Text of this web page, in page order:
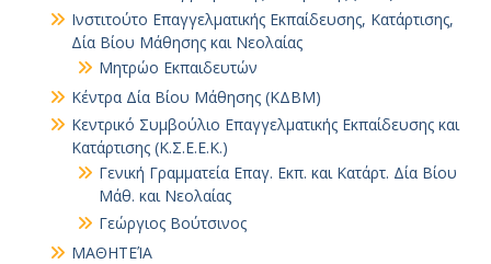
Ινστιτούτο Επαγγελματικής Εκπαίδευσης, Κατάρτισης,
Δία Βίου Μάθησης και Νεολαίας
Μητρώο Εκπαιδευτών
Κέντρα Δία Βίου Μάθησης (ΚΔΒΜ)
Κεντρικό Συμβούλιο Επαγγελματικής Εκπαίδευσης και
Κατάρτισης (Κ.Σ.Ε.Ε.Κ.)
Γενική Γραμματεία Επαγ. Εκπ. και Κατάρτ. Δία Βίου
Μάθ. και Νεολαίας
Γεώργιος Βούτσινος
ΜΑΘΗΤΕΊΑ